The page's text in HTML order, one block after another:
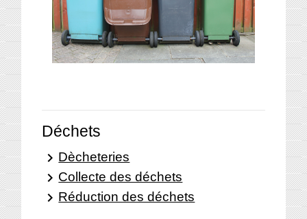
Déchets
keyboard_arrow_rightDècheteries
keyboard_arrow_rightCollecte des déchets
keyboard_arrow_rightRéduction des déchets